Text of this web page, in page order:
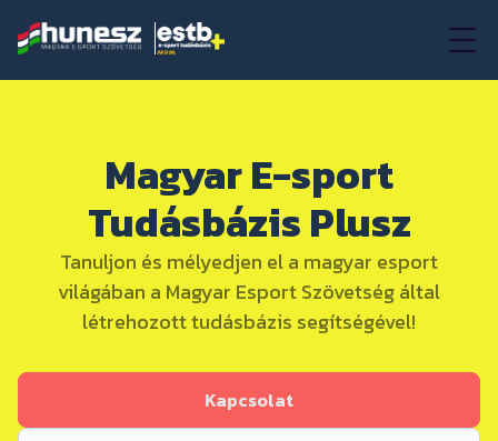
Magyar E-sport
Tudásbázis Plusz
Tanuljon és mélyedjen el a magyar esport
világában a Magyar Esport Szövetség által
létrehozott tudásbázis segítségével!
Kapcsolat